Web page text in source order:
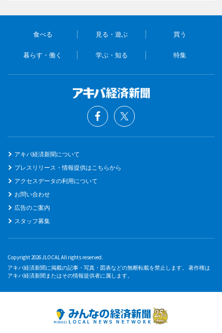
食べる 見る・遊ぶ 買う
暮らす・働く 学ぶ・知る 特集
アキバ経済新聞について
プレスリリース・情報提供はこちらから
アクセスデータの利用について
お問い合わせ
広告のご案内
スタッフ募集
Copyright 2026 JLOCAL All rights reserved.
アキバ経済新聞に掲載の記事・写真・図表などの無断転載を禁止します。 著作権は
アキバ経済新聞またはその情報提供者に属します。